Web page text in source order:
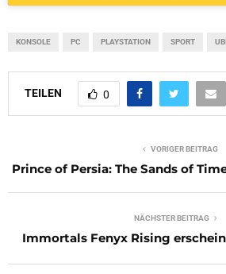
KONSOLE PC PLAYSTATION SPORT
TEILEN 0
VORIGER BEITRAG
Prince of Persia: The Sands of
NÄCHSTER BEITRAG
Immortals Fenyx Rising